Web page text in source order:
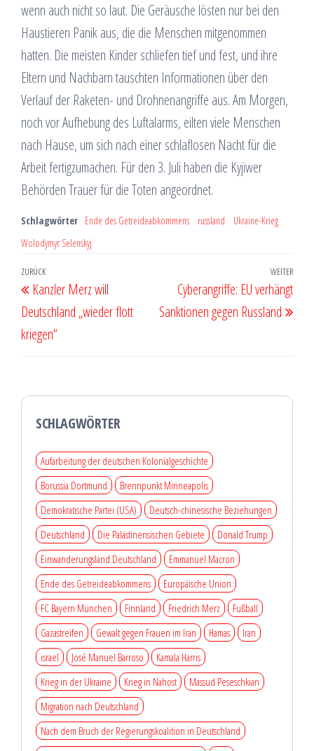
wenn auch nicht so laut. Die Geräusche lösten nur bei den
Haustieren Panik aus, die die Menschen mitgenommen
hatten. Die meisten Kinder schliefen tief und fest, und ihre
Eltern und Nachbarn tauschten Informationen über den
Verlauf der Raketen- und Drohnenangriffe aus. Am Morgen,
noch vor Aufhebung des Luftalarms, eilten viele Menschen
nach Hause, um sich nach einer schlaflosen Nacht für die
Arbeit fertigzumachen. Für den 3. Juli haben die Kyjiwer
Behörden Trauer für die Toten angeordnet.
Schlagwörter Ende des Getreideabkommens russland
Ukraine-Krieg
Wolodymyr Selenskyj
Beitragsnavigation
Vorheriger
Beitrag
ZURÜCK
Kanzler Merz will
Deutschland „wieder flott
kriegen“
WEITER
Cyberangriffe: EU verhängt
Sanktionen gegen Russland
SCHLAGWÖRTER
Aufarbeitung der deutschen Kolonialgeschichte
Borussia Dortmund
Brennpunkt Minneapolis
Demokratische Partei (USA)
Deutsch-chinesische Beziehungen
Deutschland
Die Palästinensischen Gebiete
Donald Trump
Einwanderungsland Deutschland
Emmanuel Macron
Ende des Getreideabkommens
Europäische Union
FC Bayern München
Finnland Friedrich Merz
Fußball
Gazastreifen
Gewalt gegen Frauen im Iran Hamas
Iran
israel
José Manuel Barroso
Kamala Harris
Krieg in der Ukraine
Krieg in Nahost
Massud Peseschkian
Migration nach Deutschland
Nach dem Bruch der Regierungskoalition in Deutschland